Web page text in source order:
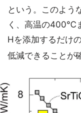
という。このよう
く、高温の400℃
Hを添加するだけ
低減できることが